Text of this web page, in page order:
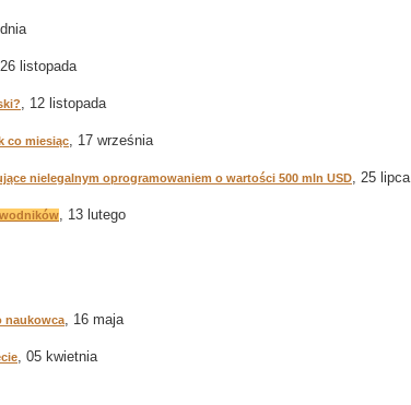
listopada
, 12 listopada
co miesiąc, 17 września
nielegalnym oprogramowaniem o wartości 500 mln USD, 25 lipca
, 13 lutego
naukowca, 16 maja
, 05 kwietnia